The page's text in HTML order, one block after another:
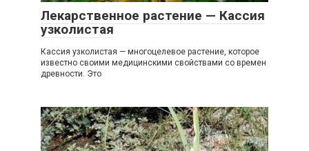
Лекарственное растение — Кассия
узколистая
Кассия узколистая — многоцелевое растение, которое
известно своими медицинскими свойствами со времен
древности. Это